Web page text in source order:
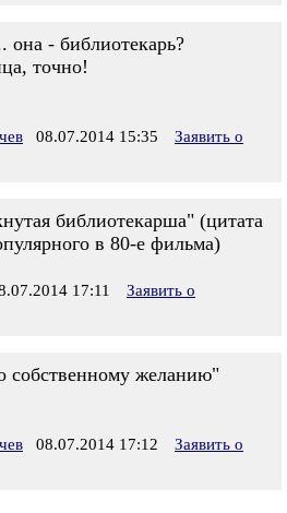
она - библиотекарь?
точно!
08.07.2014 15:35
Заявить о
библиотекарша" (цитата
в 80-е фильма)
17:11
Заявить о
собственному желанию"
08.07.2014 17:12
Заявить о